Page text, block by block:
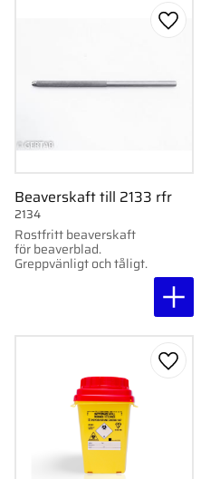
Beaverskaft till 2133 rfr
Rostfritt beaverskaft
för beaverblad.
Greppvänligt och tåligt.
2134